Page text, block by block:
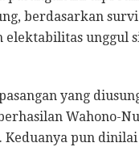
berdasarkan
unggul
yang
Wahono-
pun